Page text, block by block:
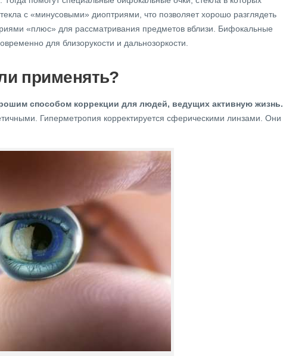
с «минусовыми» диоптриями, что позволяет хорошо разглядеть
«плюс» для рассматривания предметов вблизи. Бифокальные
для близорукости и дальнозоркости.
применять?
способом коррекции для людей, ведущих активную жизнь.
Гиперметропия корректируется сферическими линзами. Они